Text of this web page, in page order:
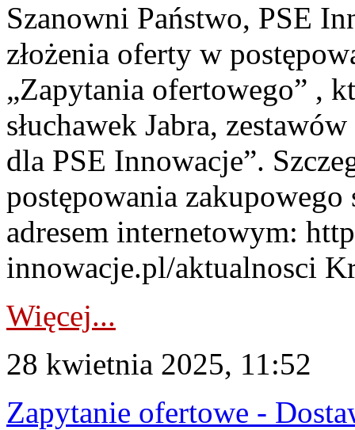
Szanowni Państwo, PSE
złożenia oferty w
„Zapytania ofertowego” ,
słuchawek Jabra,
dla PSE Innowacje”.
postępowania zakupowego
adresem internetowym:
innowacje.pl/aktualnosci
Więcej...
28 kwietnia 2025, 11:52
Zapytanie ofertowe -